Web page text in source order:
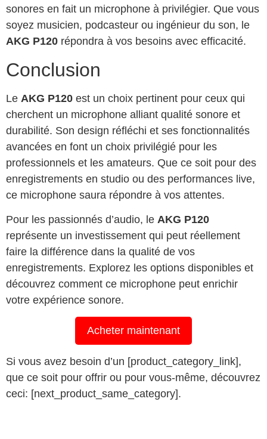
sonores en fait un microphone à privilégier. Que vous
soyez musicien, podcasteur ou ingénieur du son, le
AKG P120 répondra à vos besoins avec efficacité.
Conclusion
Le AKG P120 est un choix pertinent pour ceux qui
cherchent un microphone alliant qualité sonore et
durabilité. Son design réfléchi et ses fonctionnalités
avancées en font un choix privilégié pour les
professionnels et les amateurs. Que ce soit pour des
enregistrements en studio ou des performances live,
ce microphone saura répondre à vos attentes.
Pour les passionnés d’audio, le AKG P120
représente un investissement qui peut réellement
faire la différence dans la qualité de vos
enregistrements. Explorez les options disponibles et
découvrez comment ce microphone peut enrichir
votre expérience sonore.
Acheter maintenant
Si vous avez besoin d’un [product_category_link],
que ce soit pour offrir ou pour vous-même, découvrez
ceci: [next_product_same_category].